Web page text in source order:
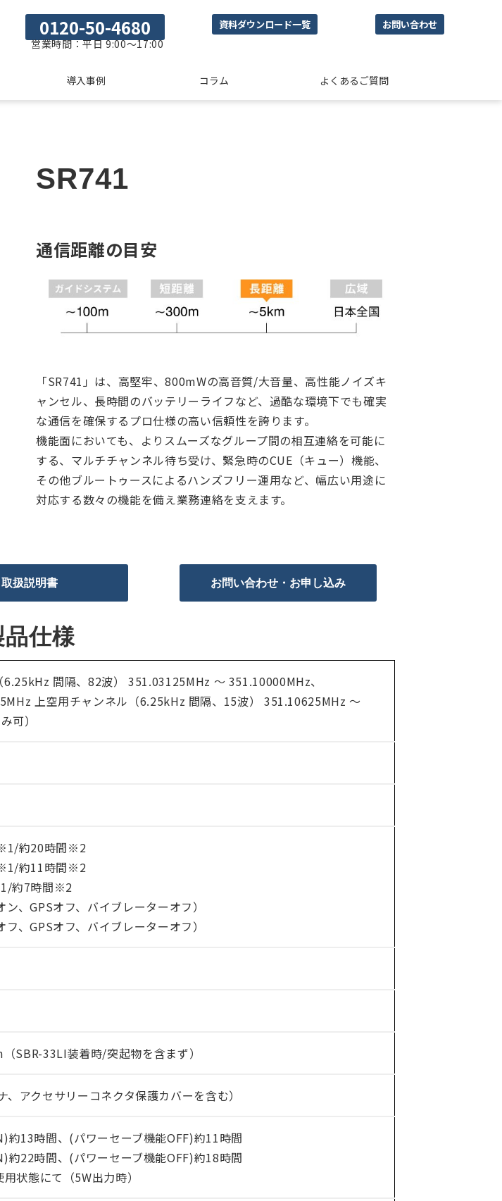
0120-50-4680
営業時間：平日 9:00～17:00
資料ダウンロード一覧 お問い合わせ
導入事例 コラム よくあるご質問
SR741
通信距離の目安
「SR741」は、高堅牢、800mWの高音質/大音量、高性能ノイズキ
ャンセル、長時間のバッテリーライフなど、過酷な環境下でも確実
な通信を確保するプロ仕様の高い信頼性を誇ります。
機能面においても、よりスムーズなグループ間の相互連絡を可能に
する、マルチチャンネル待ち受け、緊急時のCUE（キュー）機能、
その他ブルートゥースによるハンズフリー運用など、幅広い用途に
対応する数々の機能を備え業務連絡を支えます。
取扱説明書 お問い合わせ・お申し込み
品仕様
間隔、82波） 351.03125MHz ～ 351.10000MHz、
上空用チャンネル（6.25kHz 間隔、15波） 351.10625MHz ～
可）
約20時間※2
約11時間※2
約7時間※2
、GPSオフ、バイブレーターオフ）
、GPSオフ、バイブレーターオフ）
33LI装着時/突起物を含まず）
アクセサリーコネクタ保護カバーを含む）
約13時間、(パワーセーブ機能OFF)約11時間
約22時間、(パワーセーブ機能OFF)約18時間
状態にて（5W出力時）